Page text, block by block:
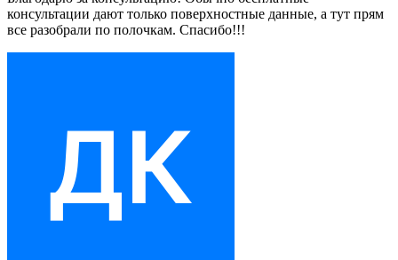
консультации дают только поверхностные данные, а тут прям
все разобрали по полочкам. Спасибо!!!